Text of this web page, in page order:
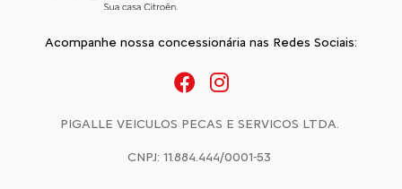
Acompanhe nossa concessionária nas Redes Sociais:
PIGALLE VEICULOS PECAS E SERVICOS LTDA.
CNPJ: 11.884.444/0001-53